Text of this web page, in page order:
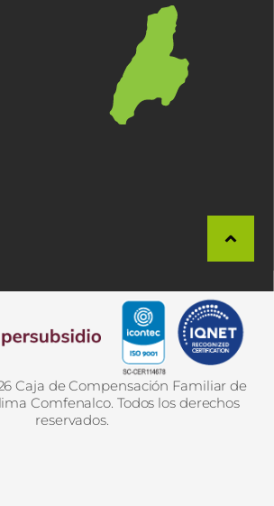
Caja de Compensación Familiar de
Comfenalco. Todos los derechos
reservados.